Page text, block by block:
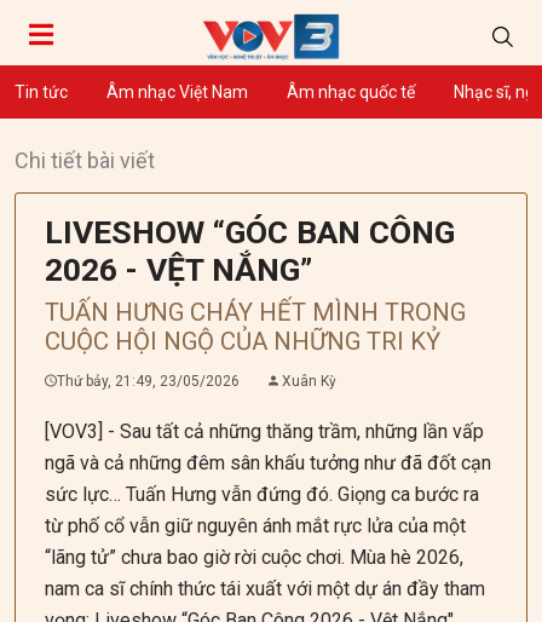
Tin tức Âm nhạc Việt Nam Âm nhạc quốc tế Nhạc sĩ,
Chi tiết bài viết
LIVESHOW “GÓC BAN CÔNG
2026 - VỆT NẮNG”
TUẤN HƯNG CHÁY HẾT MÌNH TRONG
CUỘC HỘI NGỘ CỦA NHỮNG TRI KỶ
Thứ bảy, 21:49, 23/05/2026 Xuân Kỳ
[VOV3] - Sau tất cả những thăng trầm, những lần vấp
ngã và cả những đêm sân khấu tưởng như đã đốt cạn
sức lực… Tuấn Hưng vẫn đứng đó. Giọng ca bước ra
từ phố cổ vẫn giữ nguyên ánh mắt rực lửa của một
“lãng tử” chưa bao giờ rời cuộc chơi. Mùa hè 2026,
nam ca sĩ chính thức tái xuất với một dự án đầy tham